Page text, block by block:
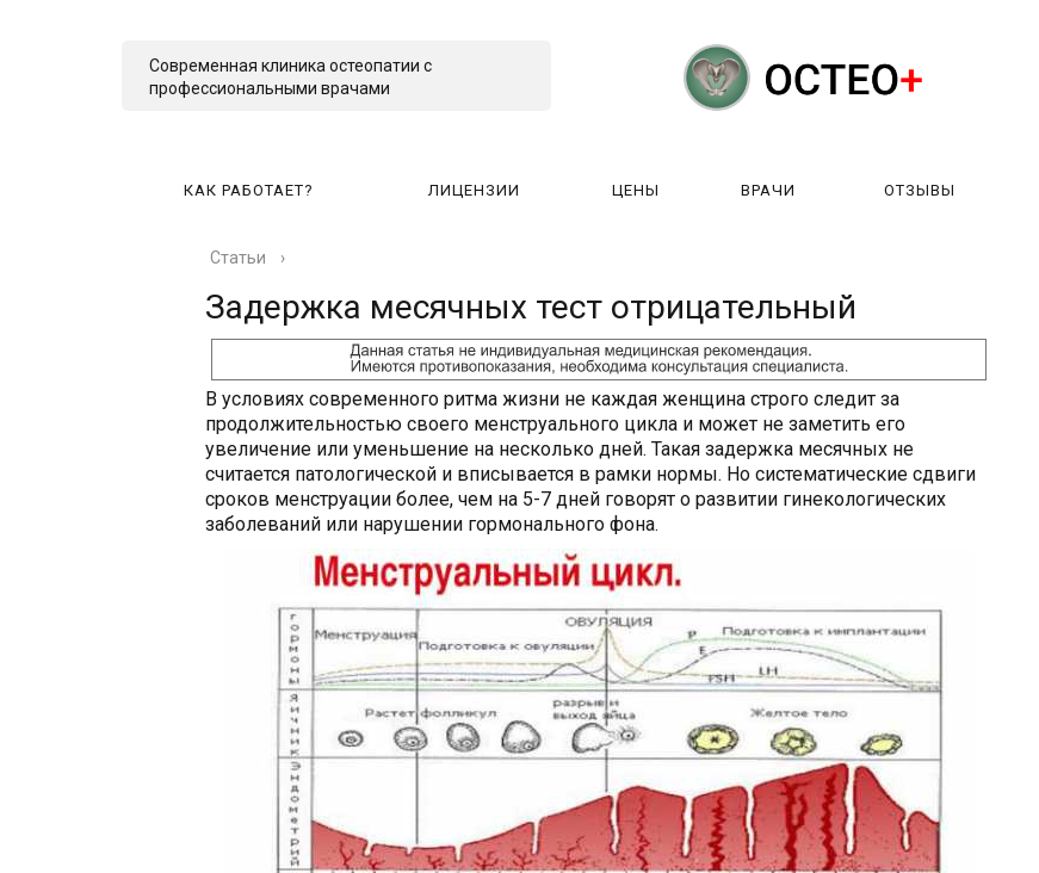
Современная клиника остеопатии с
профессиональными врачами
КАК РАБОТАЕТ? ЛИЦЕНЗИИ ЦЕНЫ ВРАЧИ ОТЗЫВЫ
ЦЕНЫ
Статьи ›
Задержка месячных тест отрицательный
В условиях современного ритма жизни не каждая женщина строго следит за
продолжительностью своего менструального цикла и может не заметить его
увеличение или уменьшение на несколько дней. Такая задержка месячных не
считается патологической и вписывается в рамки нормы. Но систематические сдвиги
сроков менструации более, чем на 5-7 дней говорят о развитии гинекологических
заболеваний или нарушении гормонального фона.